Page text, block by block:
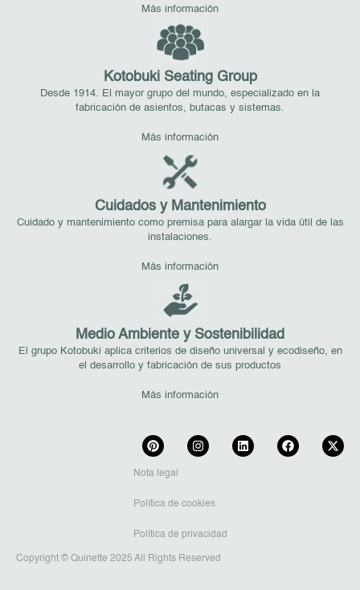
Más información
Kotobuki Seating Group
Desde 1914. El mayor grupo del mundo, especializado en la
fabricación de asientos, butacas y sistemas.
Más información
Cuidados y Mantenimiento
Cuidado y mantenimiento como premisa para alargar la vida útil de las
instalaciones.
Más información
Medio Ambiente y Sostenibilidad
El grupo Kotobuki aplica criterios de diseño universal y ecodiseño, en
el desarrollo y fabricación de sus productos
Más información
Copyright © Quinette 2025 All Rights Reserved
Nota legal
Política de cookies
Política de privacidad